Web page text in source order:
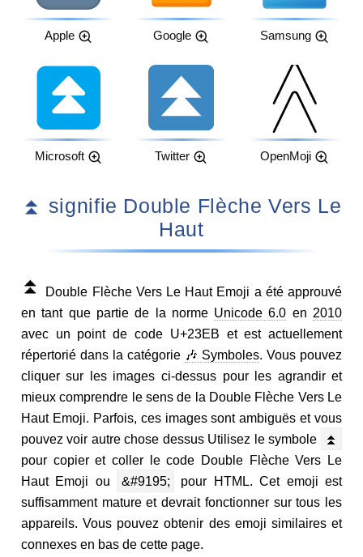
Apple Google Samsung
Microsoft Twitter OpenMoji
⏫ signifie Double Flèche Vers Le
Haut
⏫
Double Flèche Vers Le Haut Emoji a été approuvé
en tant que partie de la norme Unicode 6.0 en 2010
avec un point de code U+23EB et est actuellement
répertorié dans la catégorie 🎶 Symboles. Vous pouvez
cliquer sur les images ci-dessus pour les agrandir et
mieux comprendre le sens de la Double Flèche Vers Le
Haut Emoji. Parfois, ces images sont ambiguës et vous
pouvez voir autre chose dessus Utilisez le symbole
⏫
pour copier et coller le code Double Flèche Vers Le
Haut Emoji ou
&#9195;
pour HTML. Cet emoji est
suffisamment mature et devrait fonctionner sur tous les
appareils. Vous pouvez obtenir des emoji similaires et
connexes en bas de cette page.